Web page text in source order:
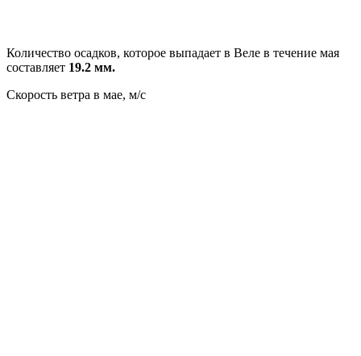
Количество осадков, которое выпадает в Веле в течение мая
составляет 19.2 мм.
Скорость ветра в мае, м/с